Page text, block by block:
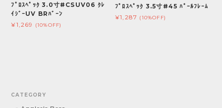
ﾌﾟﾛｽﾍﾟｯｸ 3.0寸#CSUV06 ｸﾚ
ｲｼﾞｰUV BRﾊﾞｰﾝ
¥1,269
(10%OFF)
ﾌﾟﾛｽﾍﾟｯｸ 3.5寸#45 ﾊﾟｰﾙﾌﾚｰﾑ
¥1,287 (10%OFF)
CATEGORY